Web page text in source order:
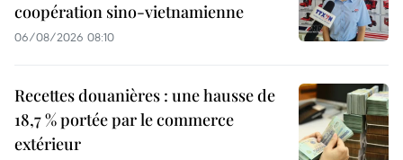
coopération sino-vietnamienne
06/08/2026 08:10
Recettes douanières : une hausse de
18,7 % portée par le commerce
extérieur